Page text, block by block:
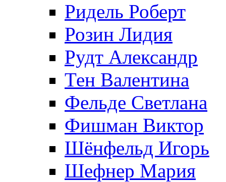
Ридель Роберт
Розин Лидия
Рудт Александр
Тен Валентина
Фельде Светлана
Фишман Виктор
Шёнфельд Игорь
Шефнер Мария